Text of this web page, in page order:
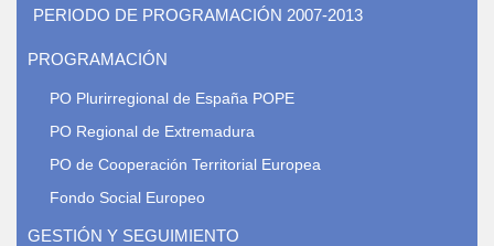
PERIODO DE PROGRAMACIÓN 2007-2013
PROGRAMACIÓN
PO Plurirregional de España POPE
PO Regional de Extremadura
PO de Cooperación Territorial Europea
Fondo Social Europeo
GESTIÓN Y SEGUIMIENTO